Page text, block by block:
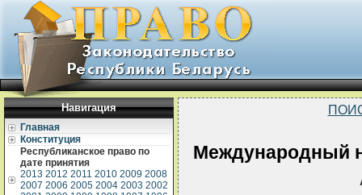
Навигация
Главная
Конституция
Республиканское право по
дате принятия
2013 2012 2011 2010 2009 2008
2007 2006 2005 2004 2003 2002
Международный